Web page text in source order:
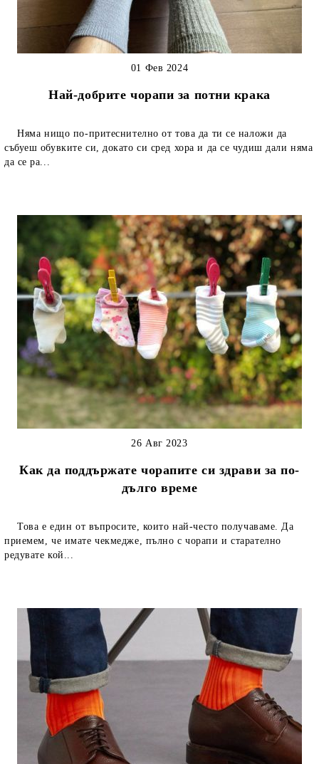
Най-добрите чорапи за потни крака
01 Фев 2024
Няма нищо по-притеснително от това да ти се наложи да
събуеш обувките си, докато си сред хора и да се чудиш дали няма
да се ра...
Как да поддържате чорапите си здрави за по-
дълго време
26 Авг 2023
Това е един от въпросите, които най-често получаваме. Да
приемем, че имате чекмедже, пълно с чорапи и старателно
редувате кой...